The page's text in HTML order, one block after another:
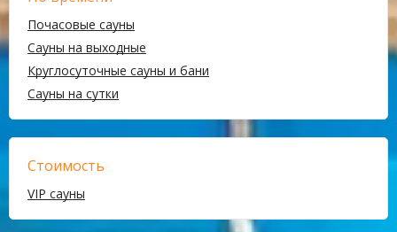
Почасовые сауны
Сауны на выходные
Круглосуточные сауны и бани
Сауны на сутки
Стоимость
VIP сауны